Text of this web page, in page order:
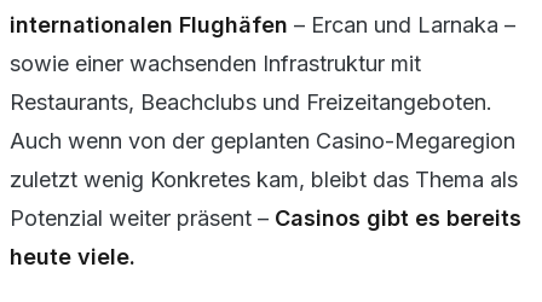
internationalen Flughäfen – Ercan und Larnaka –
sowie einer wachsenden Infrastruktur mit
Restaurants, Beachclubs und Freizeitangeboten.
Auch wenn von der geplanten Casino-Megaregion
zuletzt wenig Konkretes kam, bleibt das Thema als
Potenzial weiter präsent – Casinos gibt es bereits
heute viele.